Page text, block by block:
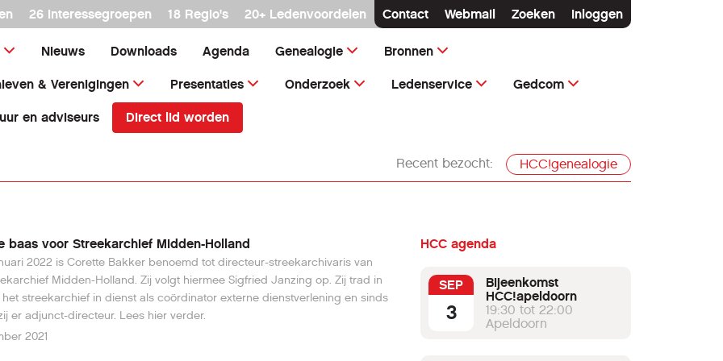
26 interessegroepen 18 Regio's 20+ Ledenvoordelen Contact Webmail Zoeken Inloggen
Nieuws Downloads Agenda Genealogie Bronnen
& Verenigingen Presentaties Onderzoek Ledenservice Gedcom
en adviseurs Direct lid worden
Recent bezocht: HCC!genealogie
baas voor Streekarchief Midden-Holland
2022 is Corette Bakker benoemd tot directeur-streekarchivaris van
Midden-Holland. Zij volgt hiermee Sigfried Janzing op. Zij trad in
het streekarchief in dienst als coördinator externe dienstverlening en sinds
er adjunct-directeur. Lees hier verder.
2021
HCC agenda
SEP
3
Bijeenkomst
HCC!apeldoorn
19:30 tot 22:00
Apeldoorn